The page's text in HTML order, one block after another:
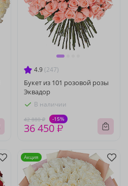
4.9 (247)
Букет из 101 розовой розы
Эквадор
В наличии
42 880 ₽ -15%
36 450 ₽
Акция